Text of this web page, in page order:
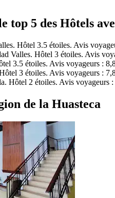
top 5 des Hôtels
Hôtel 3.5 étoiles. Avis
Valles. Hôtel 3 étoiles. Avis
3.5 étoiles. Avis voyageurs :
3 étoiles. Avis voyageurs :
Hôtel 2 étoiles. Avis voyageurs
de la Huasteca